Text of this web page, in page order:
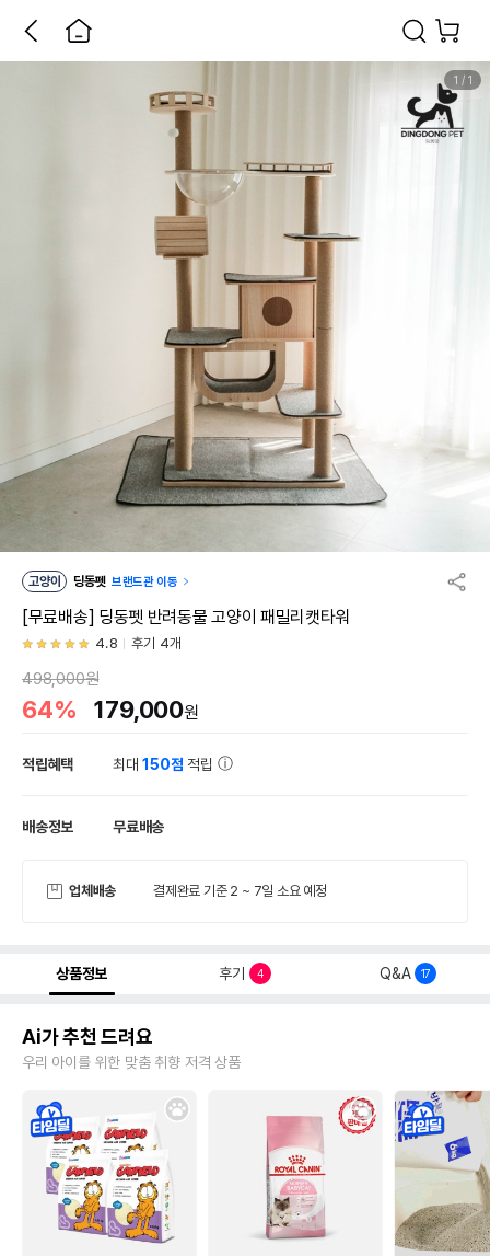
1 / 1
고양이 딩동펫 브랜드관 이동
[무료배송] 딩동펫 반려동물 고양이 패밀리캣타워
4.8 후기 4개
498,000원
64% 179,000원
적립혜택 최대150점 적립
배송정보 무료배송
업체배송 결제완료 기준 2 ~ 7일 소요 예정
상품정보 후기 4 Q&A 17
Ai가 추천 드려요
우리 아이를 위한 맞춤 취향 저격 상품